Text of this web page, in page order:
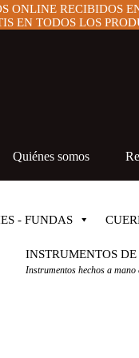
RECIBIDOS
EN TODOS LOS
Quiénes somos
- FUNDAS
INSTRUMENTOS
Instrumentos hechos a